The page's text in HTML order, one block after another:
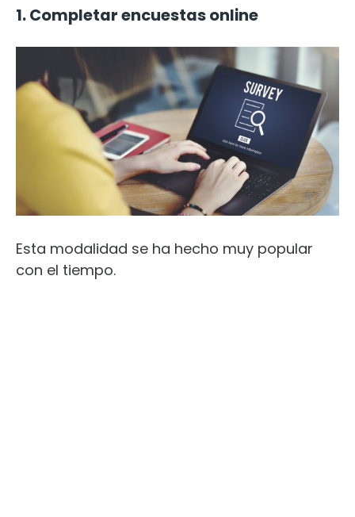
1. Completar encuestas online
Esta modalidad se ha hecho muy popular
con el tiempo.